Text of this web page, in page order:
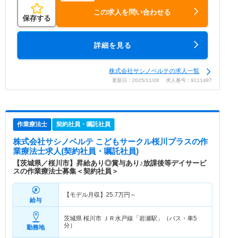
保存する
この求人を問い合わせる
詳細を見る
株式会社サシノベルテの求人一覧
更新日：2025/11/28 求人番号：9111487
作業療法士 契約社員・嘱託社員
株式会社サシノベルテ こどもサークル桜川プラスの作
業療法士求人(契約社員・嘱託社員)
【茨城県／桜川市】昇給あり◎賞与あり♪放課後等デイサービ
スの作業療法士募集＜契約社員＞
給与
【モデル月収】 25.7万円～
勤務地
茨城県 桜川市 ＪＲ水戸線「岩瀬駅」（バス・車5
分）